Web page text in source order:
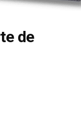
de